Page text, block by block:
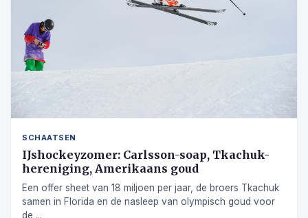
SCHAATSEN
IJshockeyzomer: Carlsson-soap, Tkachuk-
hereniging, Amerikaans goud
Een offer sheet van 18 miljoen per jaar, de broers Tkachuk
samen in Florida en de nasleep van olympisch goud voor
de ...